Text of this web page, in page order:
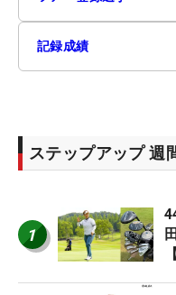
記録成績
ステップアップ 週
1